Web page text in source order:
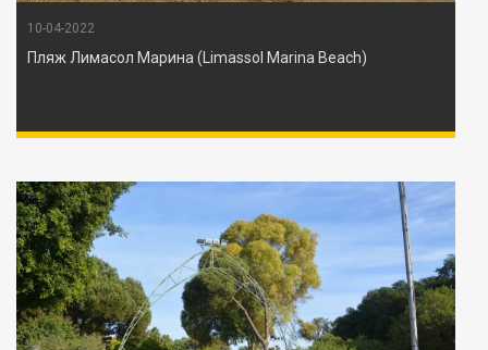
10-04-2022
Пляж Лимасол Марина (Limassol Marina Beach)